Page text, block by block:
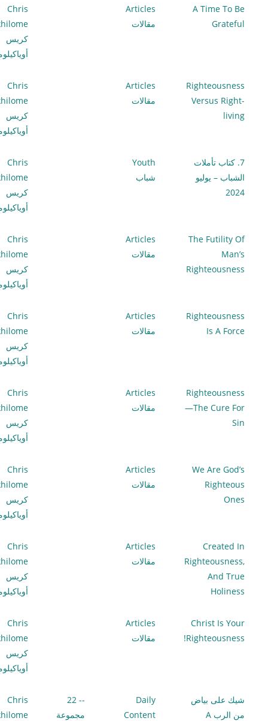
A Time To Be
Grateful
Articles
مقالات
Chris
كريس
Righteousness
Versus Right-
living
Articles
مقالات
Chris
كريس
7. كتاب تأملات
الشباب – يوليو
2024
Youth
شباب
Chris
كريس
The Futility Of
Man’s
Righteousness
Articles
مقالات
Chris
كريس
Righteousness
Is A Force
Articles
مقالات
Chris
كريس
Righteousness
—The Cure For
Sin
Articles
مقالات
Chris
كريس
We Are God’s
Righteous
Ones
Articles
مقالات
Chris
كريس
Created In
Righteousness,
And True
Holiness
Articles
مقالات
Chris
كريس
Christ Is Your
Righteousness!
Articles
مقالات
Chris
كريس
شيك على بياض
من الرب A
Daily
Content
-- 22
مجموعة
Chris